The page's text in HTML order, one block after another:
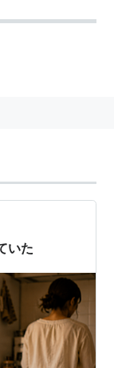
いた